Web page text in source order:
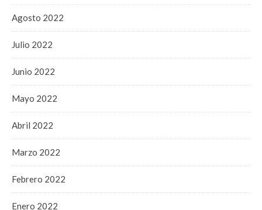
Agosto 2022
Julio 2022
Junio 2022
Mayo 2022
Abril 2022
Marzo 2022
Febrero 2022
Enero 2022